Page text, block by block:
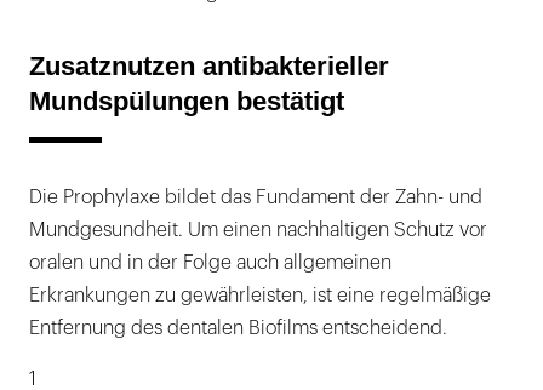
Zusatznutzen antibakterieller
Mundspülungen bestätigt
Die Prophylaxe bildet das Fundament der Zahn- und
Mundgesundheit. Um einen nachhaltigen Schutz vor
oralen und in der Folge auch allgemeinen
Erkrankungen zu gewährleisten, ist eine regelmäßige
Entfernung des dentalen Biofilms entscheidend.
1